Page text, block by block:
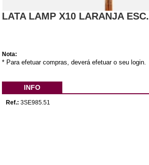
LATA LAMP X10 LARANJA ESC.
Nota:
* Para efetuar compras, deverá efetuar o seu login.
INFO
Ref.: 3SE985.51